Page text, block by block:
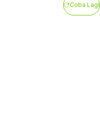
Coba Lagi